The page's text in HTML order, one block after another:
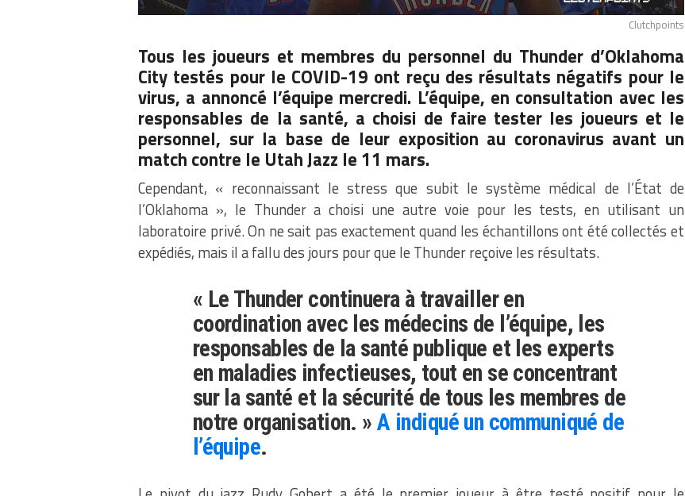
Clutchpoints
Tous les joueurs et membres du personnel du Thunder d’Oklahoma
City testés pour le COVID-19 ont reçu des résultats négatifs pour le
virus, a annoncé l’équipe mercredi. L’équipe, en consultation avec les
responsables de la santé, a choisi de faire tester les joueurs et le
personnel, sur la base de leur exposition au coronavirus avant un
match contre le Utah Jazz le 11 mars.
Cependant, « reconnaissant le stress que subit le système médical de l’État de
l’Oklahoma », le Thunder a choisi une autre voie pour les tests, en utilisant un
laboratoire privé. On ne sait pas exactement quand les échantillons ont été collectés et
expédiés, mais il a fallu des jours pour que le Thunder reçoive les résultats.
« Le Thunder continuera à travailler en
coordination avec les médecins de l’équipe, les
responsables de la santé publique et les experts
en maladies infectieuses, tout en se concentrant
sur la santé et la sécurité de tous les membres de
notre organisation. »A indiqué un communiqué de
l’équipe.